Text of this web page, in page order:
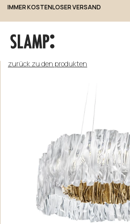
IMMER KOSTENLOSER VERSAND
Produkt suchen
zurück zu den produkten